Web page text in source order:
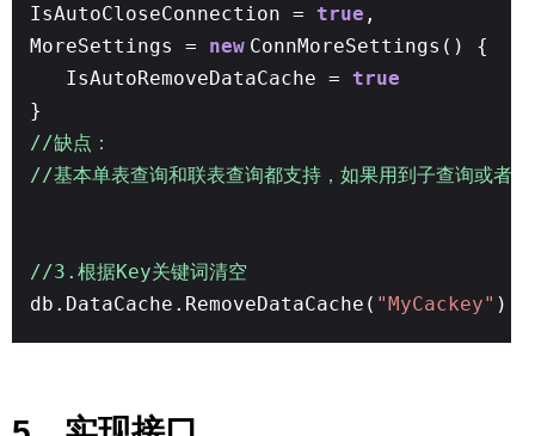
IsAutoCloseConnection = true ,
MoreSettings = new ConnMoreSettings() {
IsAutoRemoveDataCache = true
}
//缺点：
//基本单表查询和联表查询都支持，如果用到子查询或
//3.根据Key关键词清空
db.DataCache.RemoveDataCache( "MyCackey" );